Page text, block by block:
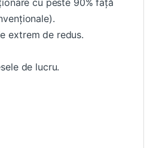
cu peste 90% față
extrem de redus.
de lucru.